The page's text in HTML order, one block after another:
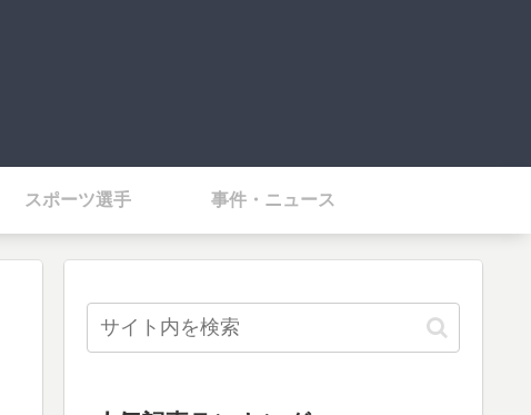
スポーツ選手 事件・ニュース